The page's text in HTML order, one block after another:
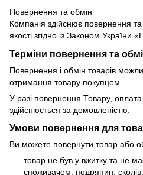
Повернення та обмін
Компанія здійснює повернення
якості згідно із Законом України
Терміни повернення та
Повернення і обмін товарів
отримання товару покупцем.
У разі повернення Товару, оплата
здійснюється за домовленістю.
Умови повернення для
Ви можете повернути товар або
товар не був у вжитку та не
споживачем: подряпин,